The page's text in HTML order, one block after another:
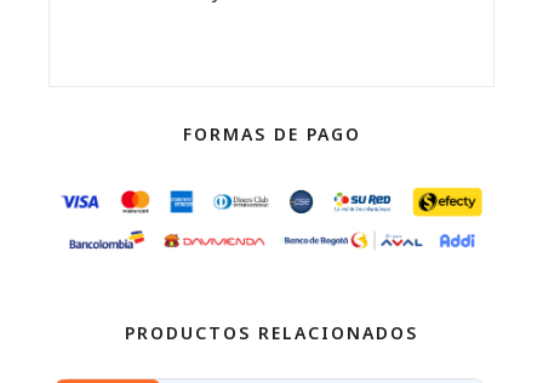
FORMAS DE PAGO
PRODUCTOS RELACIONADOS